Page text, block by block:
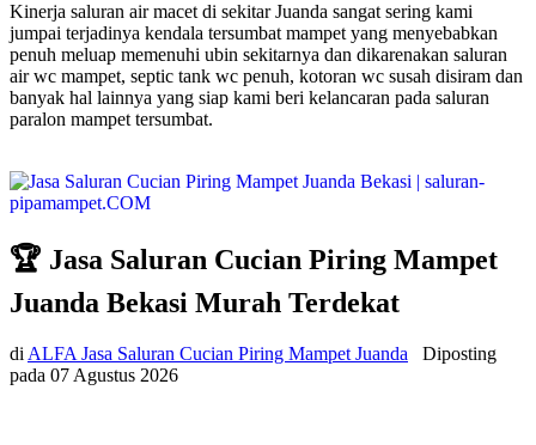
Kinerja saluran air macet di sekitar Juanda sangat sering kami
jumpai terjadinya kendala tersumbat mampet yang menyebabkan
penuh meluap memenuhi ubin sekitarnya dan dikarenakan saluran
air wc mampet, septic tank wc penuh, kotoran wc susah disiram dan
banyak hal lainnya yang siap kami beri kelancaran pada saluran
paralon mampet tersumbat.
🏆 Jasa Saluran Cucian Piring Mampet
Juanda Bekasi Murah Terdekat
di ALFA Jasa Saluran Cucian Piring Mampet Juanda
Diposting
pada 07 Agustus 2026